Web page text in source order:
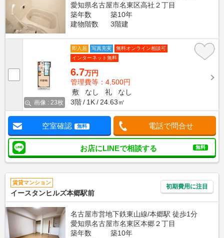
愛知県名古屋市名東区高社２丁目
築年数
築10年
建物階数
3階建
画像 : 23枚
即入居 写真充実
無料オンライン相談可
インターネット無料
6.7万円
管理費等：4,500円
敷
なし 礼
なし
3階
1K 24.63㎡
空室確認 無料 電話で問合せ
お店にLINEで相談する 無料
賃貸マンション
イースタンヒルズ本郷駅前
初期費用に注目
名古屋市営地下鉄東山線/本郷駅 徒歩1分
愛知県名古屋市名東区本郷２丁目
築年数
築10年